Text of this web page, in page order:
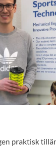
praktisk